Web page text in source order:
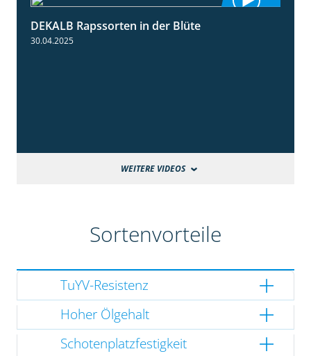
DEKALB Rapssorten in der Blüte
30.04.2025
WEITERE VIDEOS
Sortenvorteile
TuYV-Resistenz
Hoher Ölgehalt
Schotenplatzfestigkeit